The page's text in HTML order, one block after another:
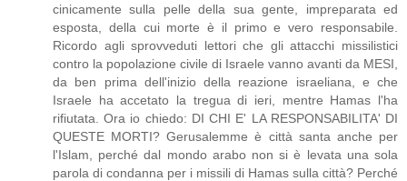
cinicamente sulla pelle della sua gente, impreparata ed
esposta, della cui morte è il primo e vero responsabile.
Ricordo agli sprovveduti lettori che gli attacchi missilistici
contro la popolazione civile di Israele vanno avanti da MESI,
da ben prima dell'inizio della reazione israeliana, e che
Israele ha accetato la tregua di ieri, mentre Hamas l'ha
rifiutata. Ora io chiedo: DI CHI E' LA RESPONSABILITA' DI
QUESTE MORTI? Gerusalemme è città santa anche per
l'Islam, perché dal mondo arabo non si è levata una sola
parola di condanna per i missili di Hamas sulla città? Perché